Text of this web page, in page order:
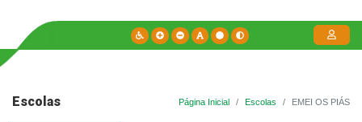
Escolas Página Inicial Escolas EMEI OS PIÁS